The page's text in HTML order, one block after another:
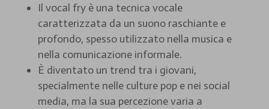
Il vocal fry è una tecnica vocale
caratterizzata da un suono raschiante e
profondo, spesso utilizzato nella musica e
nella comunicazione informale.
È diventato un trend tra i giovani,
specialmente nelle culture pop e nei social
media, ma la sua percezione varia a